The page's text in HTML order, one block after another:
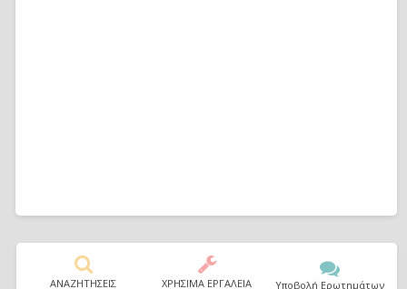
ΑΝΑΖΗΤΗΣΕΙΣ ΧΡΗΣΙΜΑ ΕΡΓΑΛΕΙΑ Υποβολή Ερωτημάτων